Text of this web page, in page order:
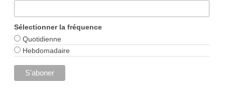
Sélectionner la fréquence
Quotidienne
Hebdomadaire